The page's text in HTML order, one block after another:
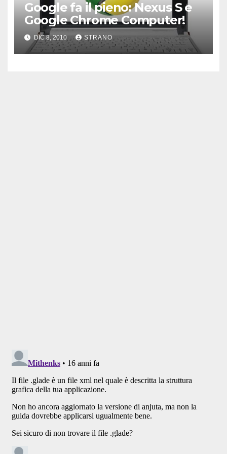
Google fa il pieno: Nexus S e
Google Chrome Computer!
DIC 8, 2010 STRANO